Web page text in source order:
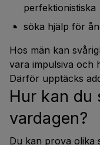
perfektionistiska
söka hjälp för
Hos män kan
vara impulsiva och
Därför upptäcks
Hur kan du
vardagen?
Du kan prova olika